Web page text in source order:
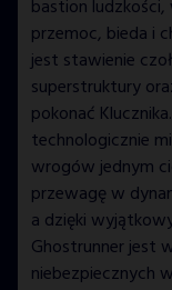
bastion
przemoc, bieda i
jest stawienie
superstruktury
pokonać
technologicznie
wrogów jednym
przewagę w
a dzięki
Ghostrunner jest
niebezpiecznych